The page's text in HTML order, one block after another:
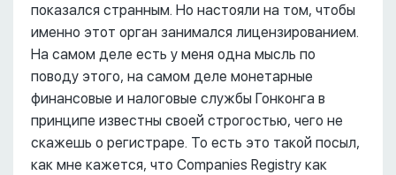
показался странным. Но настояли на том, чтобы
именно этот орган занимался лицензированием.
На самом деле есть у меня одна мысль по
поводу этого, на самом деле монетарные
финансовые и налоговые службы Гонконга в
принципе известны своей строгостью, чего не
скажешь о регистраре. То есть это такой посыл,
как мне кажется, что Companies Registry как